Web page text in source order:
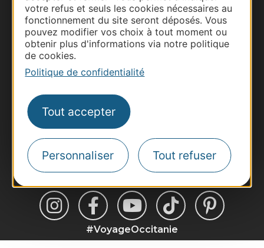
votre refus et seuls les cookies nécessaires au
fonctionnement du site seront déposés. Vous
pouvez modifier vos choix à tout moment ou
obtenir plus d'informations via notre politique
de cookies.
Politique de confidentialité
Tout accepter
Personnaliser Tout refuser
Business/Mice
Pros d'Occitanie
Site presse et d'influence
Voyagistes
Destination Sport
Inscrivez-vous à la lettre d'information
Destination Occitanie pour recevoir des
suggestions de séjours, de visites et de sorties.
Je m'abonne
#VoyageOccitanie